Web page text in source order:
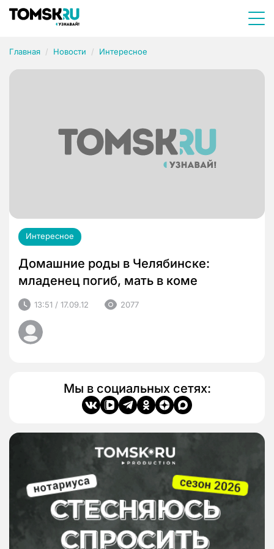
Главная Новости Интересное
Интересное
Домашние роды в Челябинске:
младенец погиб, мать в коме
13:51 / 17.09.12 2077
Мы в социальных сетях: